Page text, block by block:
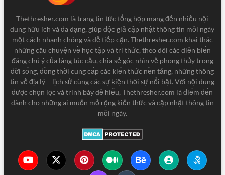
Thethresher.com là trang tin tức tổng hợp mang đến nhiều nội
dung hữu ích và đa dạng, giúp độc giả cập nhật thông tin mỗi ngày
một cách nhanh chóng và dễ tiếp cận. Thethresher.com khai thác
những câu chuyện về học tập và tri thức, theo dõi các diễn biến
đáng chú ý của làng túc cầu, chia sẻ góc nhìn về phong thủy trong
đời sống, đồng thời cung cấp các kiến thức nền tảng, những thông
tin về địa lý – lịch sử cùng các sự kiện thời sự nổi bật. Với nội dung
được chọn lọc và trình bày dễ hiểu, Thethresher.com là điểm đến
dành cho những ai muốn mở rộng kiến thức và cập nhật thông tin
mỗi ngày.